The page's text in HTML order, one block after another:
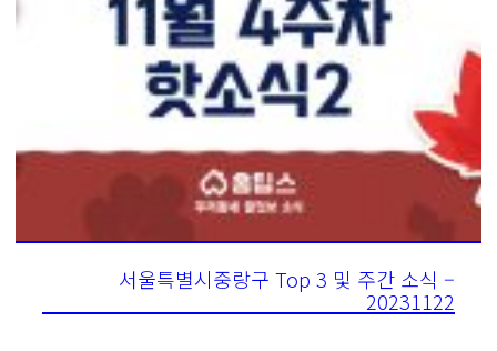
서울특별시중랑구 Top 3 및 주간 소식 –
20231122